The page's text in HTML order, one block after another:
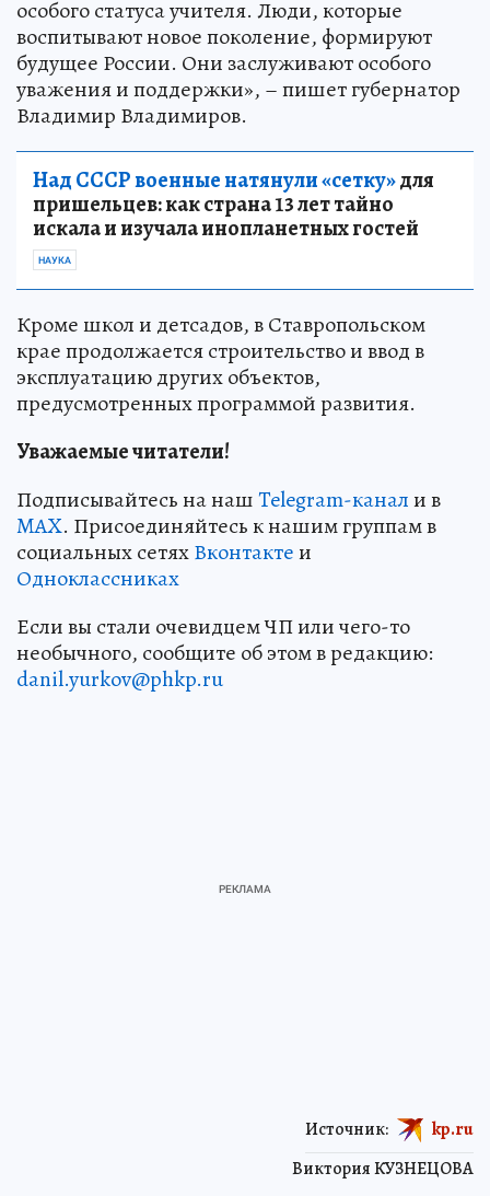
особого статуса учителя. Люди, которые
воспитывают новое поколение, формируют
будущее России. Они заслуживают особого
уважения и поддержки», – пишет губернатор
Владимир Владимиров.
Над СССР военные натянули «сетку»для
пришельцев: как страна 13 лет тайно
искала и изучала инопланетных гостей
НАУКА
Кроме школ и детсадов, в Ставропольском
крае продолжается строительство и ввод в
эксплуатацию других объектов,
предусмотренных программой развития.
Уважаемые читатели!
Подписывайтесь на нашTelegram-канали в
MAX. Присоединяйтесь к нашим группам в
социальных сетяхВконтактеи
Одноклассниках
Если вы стали очевидцем ЧП или чего-то
необычного, сообщите об этом в редакцию:
danil.yurkov@phkp.ru
Виктория КУЗНЕЦОВА
Источник: kp.ru